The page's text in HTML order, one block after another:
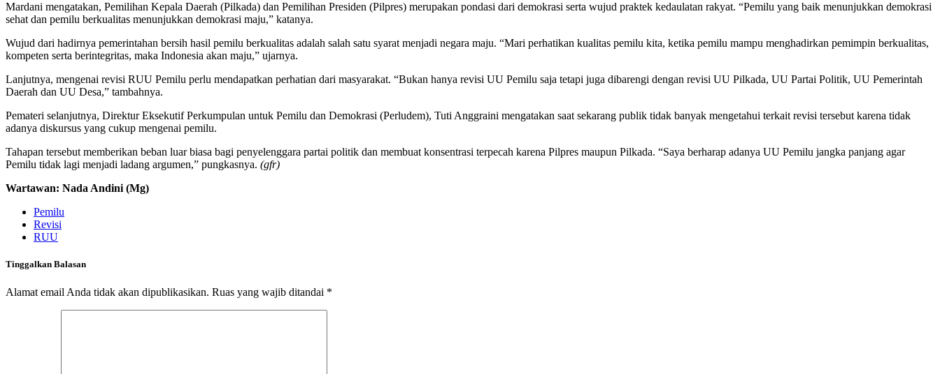
Mardani mengatakan, Pemilihan Kepala Daerah (Pilkada) dan Pemilihan Presiden (Pilpres) merupakan pondasi dari demokrasi serta wujud praktek kedaulatan rakyat. “Pemilu yang baik menunjukkan demokrasi
sehat dan pemilu berkualitas menunjukkan demokrasi maju,” katanya.
Wujud dari hadirnya pemerintahan bersih hasil pemilu berkualitas adalah salah satu syarat menjadi negara maju. “Mari perhatikan kualitas pemilu kita, ketika pemilu mampu menghadirkan pemimpin berkualitas,
kompeten serta berintegritas, maka Indonesia akan maju,” ujarnya.
Lanjutnya, mengenai revisi RUU Pemilu perlu mendapatkan perhatian dari masyarakat. “Bukan hanya revisi UU Pemilu saja tetapi juga dibarengi dengan revisi UU Pilkada, UU Partai Politik, UU Pemerintah
Daerah dan UU Desa,” tambahnya.
Pemateri selanjutnya, Direktur Eksekutif Perkumpulan untuk Pemilu dan Demokrasi (Perludem), Tuti Anggraini mengatakan saat sekarang publik tidak banyak mengetahui terkait revisi tersebut karena tidak
adanya diskursus yang cukup mengenai pemilu.
Tahapan tersebut memberikan beban luar biasa bagi penyelenggara partai politik dan membuat konsentrasi terpecah karena Pilpres maupun Pilkada. “Saya berharap adanya UU Pemilu jangka panjang agar
Pemilu tidak lagi menjadi ladang argumen,” pungkasnya. (gfr)
Wartawan: Nada Andini (Mg)
Pemilu
Revisi
RUU
Tinggalkan Balasan
Alamat email Anda tidak akan dipublikasikan. Ruas yang wajib ditandai *